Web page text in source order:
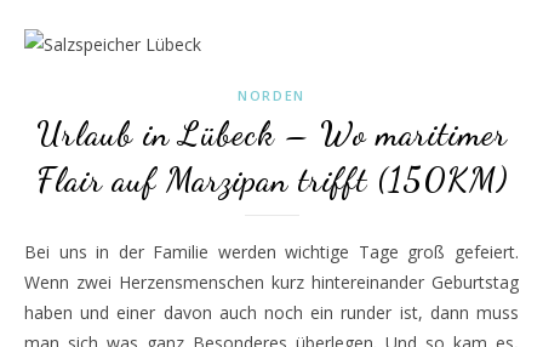
NORDEN
Urlaub in Lübeck – Wo maritimer
Flair auf Marzipan trifft (150KM)
Bei uns in der Familie werden wichtige Tage groß gefeiert.
Wenn zwei Herzensmenschen kurz hintereinander Geburtstag
haben und einer davon auch noch ein runder ist, dann muss